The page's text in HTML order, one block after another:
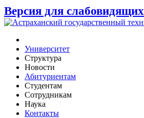
Версия для слабовидящих
Университет
Структура
Новости
Абитуриентам
Студентам
Сотрудникам
Наука
Контакты